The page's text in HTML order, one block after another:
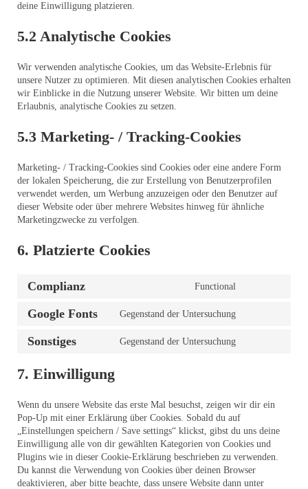
deine Einwilligung platzieren.
5.2 Analytische Cookies
Wir verwenden analytische Cookies, um das Website-Erlebnis für
unsere Nutzer zu optimieren. Mit diesen analytischen Cookies erhalten
wir Einblicke in die Nutzung unserer Website. Wir bitten um deine
Erlaubnis, analytische Cookies zu setzen.
5.3 Marketing- / Tracking-Cookies
Marketing- / Tracking-Cookies sind Cookies oder eine andere Form
der lokalen Speicherung, die zur Erstellung von Benutzerprofilen
verwendet werden, um Werbung anzuzeigen oder den Benutzer auf
dieser Website oder über mehrere Websites hinweg für ähnliche
Marketingzwecke zu verfolgen.
6. Platzierte Cookies
Complianz Functional
Google Fonts Gegenstand der Untersuchung
Sonstiges Gegenstand der Untersuchung
7. Einwilligung
Wenn du unsere Website das erste Mal besuchst, zeigen wir dir ein
Pop-Up mit einer Erklärung über Cookies. Sobald du auf
„Einstellungen speichern / Save settings“ klickst, gibst du uns deine
Einwilligung alle von dir gewählten Kategorien von Cookies und
Plugins wie in dieser Cookie-Erklärung beschrieben zu verwenden.
Du kannst die Verwendung von Cookies über deinen Browser
deaktivieren, aber bitte beachte, dass unsere Website dann unter